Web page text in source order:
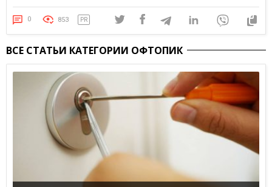
0 853 PR
ВСЕ СТАТЬИ КАТЕГОРИИ ОФТОПИК